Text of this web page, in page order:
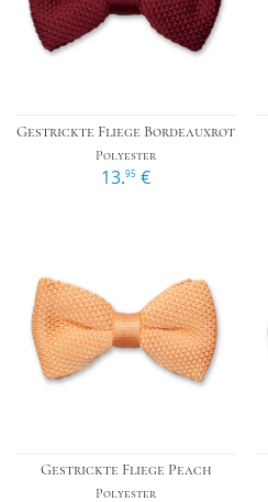
Gestrickte Fliege Bordeauxrot
Polyester
13.95 €
Gestrickte Fliege Peach
Polyester